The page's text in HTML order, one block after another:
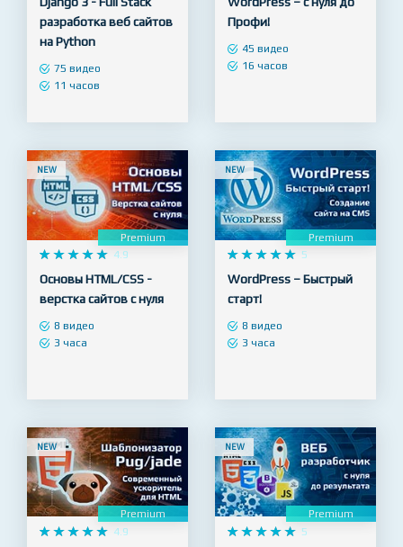
разработка веб сайтов
на Python
75 видео
11 часов
Профи!
45 видео
16 часов
NEW
Premium
    
     4.9
Основы HTML/CSS -
верстка сайтов с нуля
8 видео
3 часа
NEW
Premium
    
     5
WordPress – Быстрый
старт!
8 видео
3 часа
NEW
Premium
    
     4.9
NEW
Premium
    
     5